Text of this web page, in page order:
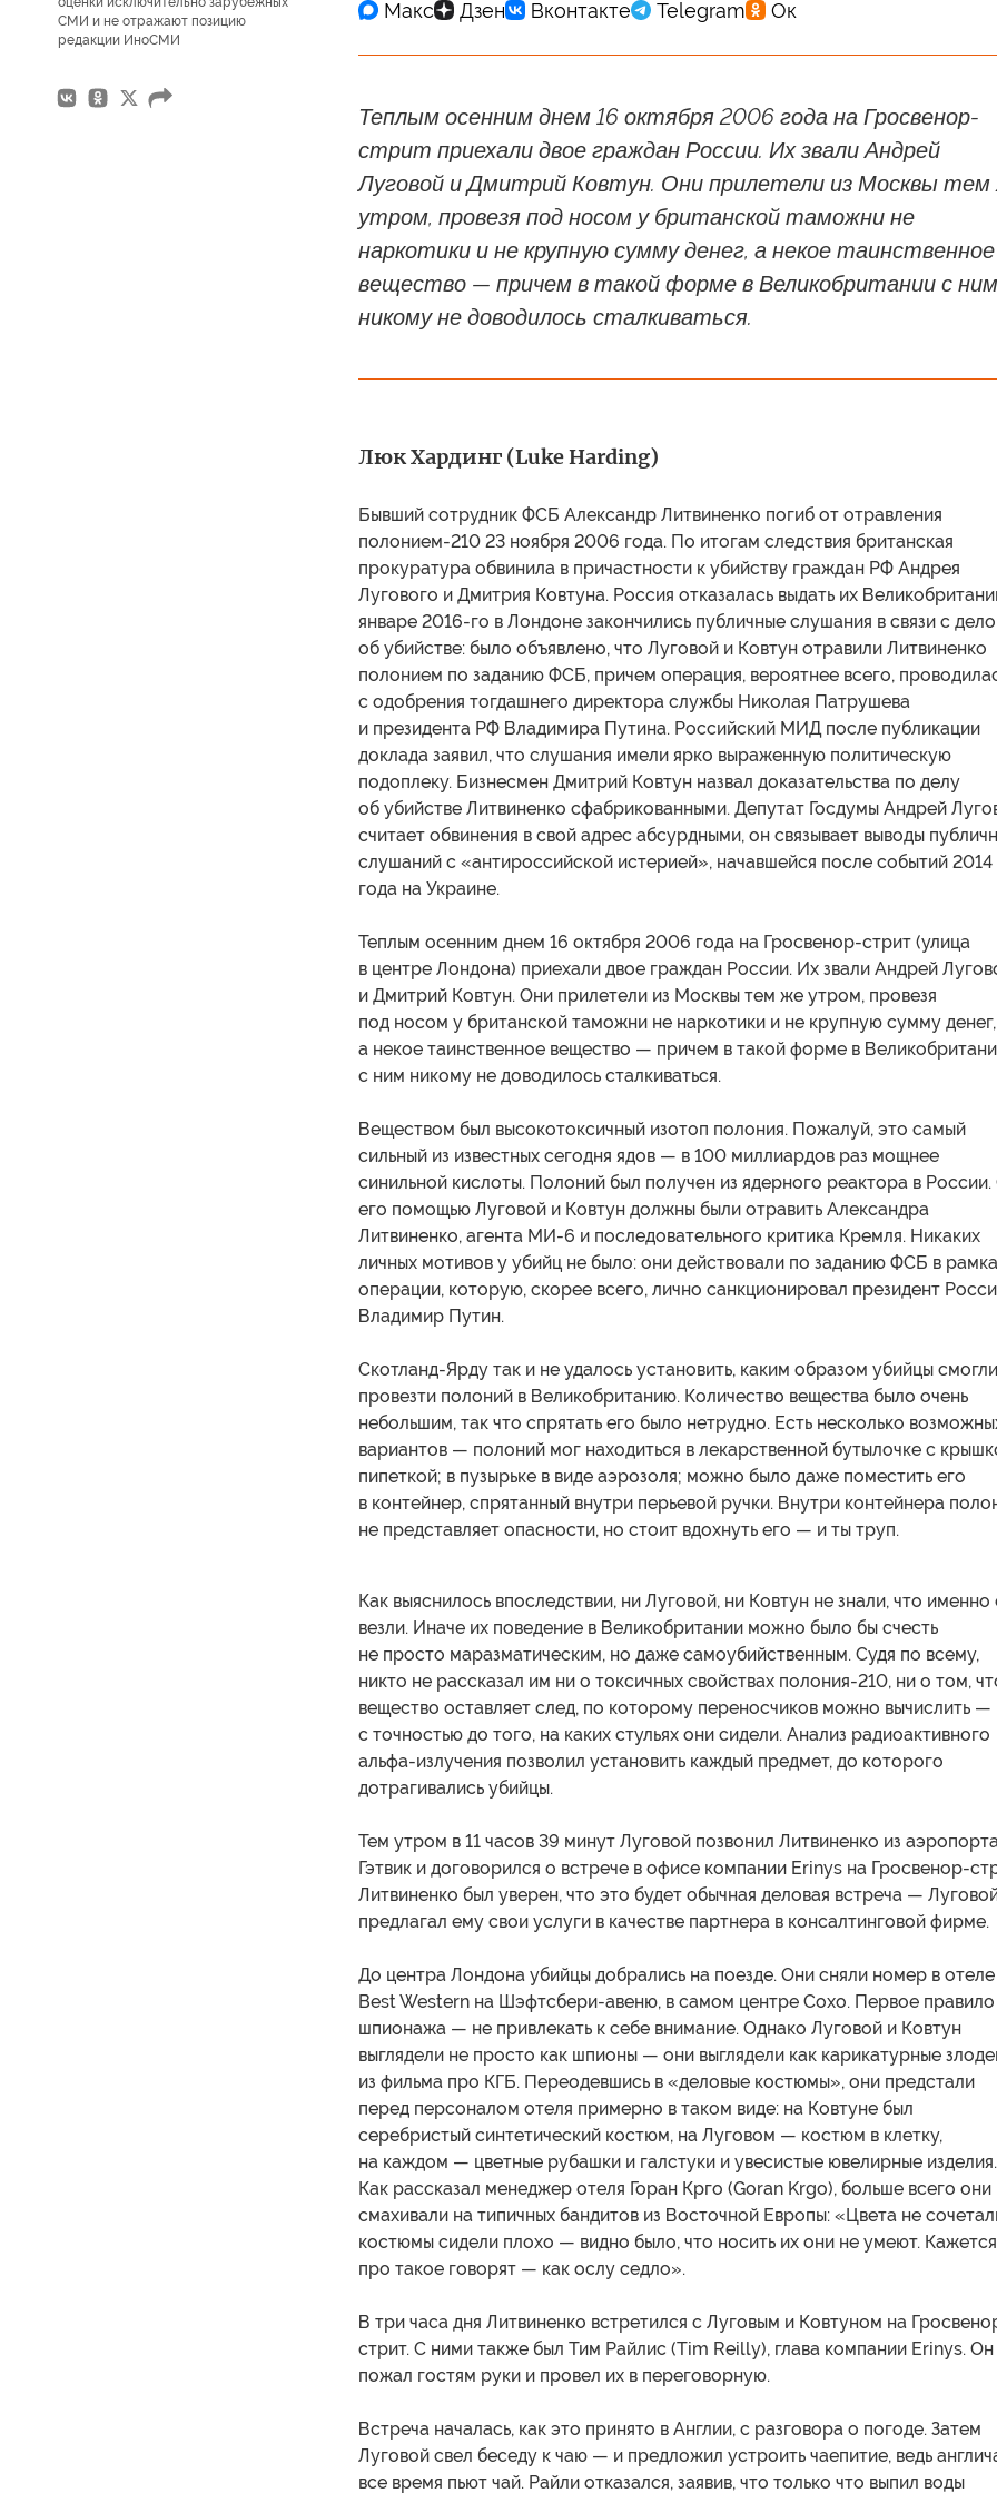
СМИ и не отражают позицию
редакции ИноСМИ
Теплым осенним днем 16 октября 2006 года на Гросвенор-
стрит приехали двое граждан России. Их звали Андрей
Луговой и Дмитрий Ковтун. Они прилетели из Москвы тем
утром, провезя под носом у британской таможни не
наркотики и не крупную сумму денег, а некое таинственное
вещество — причем в такой форме в Великобритании с ним
никому не доводилось сталкиваться.
Люк Хардинг (Luke Harding)
Бывший сотрудник ФСБ Александр Литвиненко погиб от отравления
полонием-210 23 ноября 2006 года. По итогам следствия британская
прокуратура обвинила в причастности к убийству граждан РФ Андрея
Лугового и Дмитрия Ковтуна. Россия отказалась выдать их
январе 2016-го в Лондоне закончились публичные слушания в связи с
об убийстве: было объявлено, что Луговой и Ковтун отравили Литвиненко
полонием по заданию ФСБ, причем операция, вероятнее всего,
с одобрения тогдашнего директора службы Николая Патрушева
и президента РФ Владимира Путина. Российский МИД после публикации
доклада заявил, что слушания имели ярко выраженную политическую
подоплеку. Бизнесмен Дмитрий Ковтун назвал доказательства по делу
об убийстве Литвиненко сфабрикованными. Депутат Госдумы Андрей
считает обвинения в свой адрес абсурдными, он связывает выводы
слушаний с «антироссийской истерией», начавшейся после событий 2014
года на Украине.
Теплым осенним днем 16 октября 2006 года на Гросвенор-стрит (улица
в центре Лондона) приехали двое граждан России. Их звали Андрей
и Дмитрий Ковтун. Они прилетели из Москвы тем же утром, провезя
под носом у британской таможни не наркотики и не крупную сумму денег,
а некое таинственное вещество — причем в такой форме в
с ним никому не доводилось сталкиваться.
Веществом был высокотоксичный изотоп полония. Пожалуй, это самый
сильный из известных сегодня ядов — в 100 миллиардов раз мощнее
синильной кислоты. Полоний был получен из ядерного реактора в России.
его помощью Луговой и Ковтун должны были отравить Александра
Литвиненко, агента МИ-6 и последовательного критика Кремля. Никаких
личных мотивов у убийц не было: они действовали по заданию ФСБ в
операции, которую, скорее всего, лично санкционировал президент
Владимир Путин.
Скотланд-Ярду так и не удалось установить, каким образом убийцы смогли
провезти полоний в Великобританию. Количество вещества было очень
небольшим, так что спрятать его было нетрудно. Есть несколько
вариантов — полоний мог находиться в лекарственной бутылочке с
пипеткой; в пузырьке в виде аэрозоля; можно было даже поместить его
в контейнер, спрятанный внутри перьевой ручки. Внутри контейнера
не представляет опасности, но стоит вдохнуть его — и ты труп.
Как выяснилось впоследствии, ни Луговой, ни Ковтун не знали, что именно
везли. Иначе их поведение в Великобритании можно было бы счесть
не просто маразматическим, но даже самоубийственным. Судя по всему,
никто не рассказал им ни о токсичных свойствах полония-210, ни о том,
вещество оставляет след, по которому переносчиков можно вычислить —
с точностью до того, на каких стульях они сидели. Анализ радиоактивного
альфа-излучения позволил установить каждый предмет, до которого
дотрагивались убийцы.
Тем утром в 11 часов 39 минут Луговой позвонил Литвиненко из
Гэтвик и договорился о встрече в офисе компании Erinys на Гросвенор-
Литвиненко был уверен, что это будет обычная деловая встреча —
предлагал ему свои услуги в качестве партнера в консалтинговой фирме.
До центра Лондона убийцы добрались на поезде. Они сняли номер в отеле
Best Western на Шэфтсбери-авеню, в самом центре Сохо. Первое правило
шпионажа — не привлекать к себе внимание. Однако Луговой и Ковтун
выглядели не просто как шпионы — они выглядели как карикатурные
из фильма про КГБ. Переодевшись в «деловые костюмы», они предстали
перед персоналом отеля примерно в таком виде: на Ковтуне был
серебристый синтетический костюм, на Луговом — костюм в клетку,
на каждом — цветные рубашки и галстуки и увесистые ювелирные изделия.
Как рассказал менеджер отеля Горан Крго (Goran Krgo), больше всего они
смахивали на типичных бандитов из Восточной Европы: «Цвета не
костюмы сидели плохо — видно было, что носить их они не умеют.
про такое говорят — как ослу седло».
В три часа дня Литвиненко встретился с Луговым и Ковтуном на
стрит. С ними также был Тим Райлис (Tim Reilly), глава компании Erinys. Он
пожал гостям руки и провел их в переговорную.
Встреча началась, как это принято в Англии, с разговора о погоде. Затем
Луговой свел беседу к чаю — и предложил устроить чаепитие, ведь
все время пьют чай. Райли отказался, заявив, что только что выпил воды